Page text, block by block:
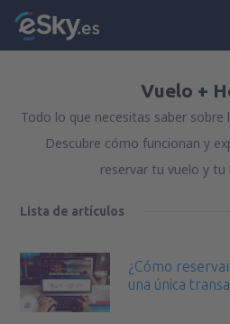
Vuelo +
Todo lo que necesitas saber
Descubre cómo funcionan y
reservar tu vuelo y
Lista de artículos
¿Cómo
una única